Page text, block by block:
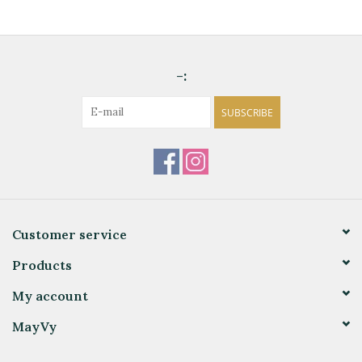
-:
SUBSCRIBE
Customer service
Products
My account
MayVy